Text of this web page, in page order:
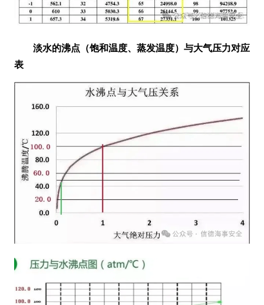
淡水的沸点 （饱和温度、蒸发温度） 与大气压力对应
表